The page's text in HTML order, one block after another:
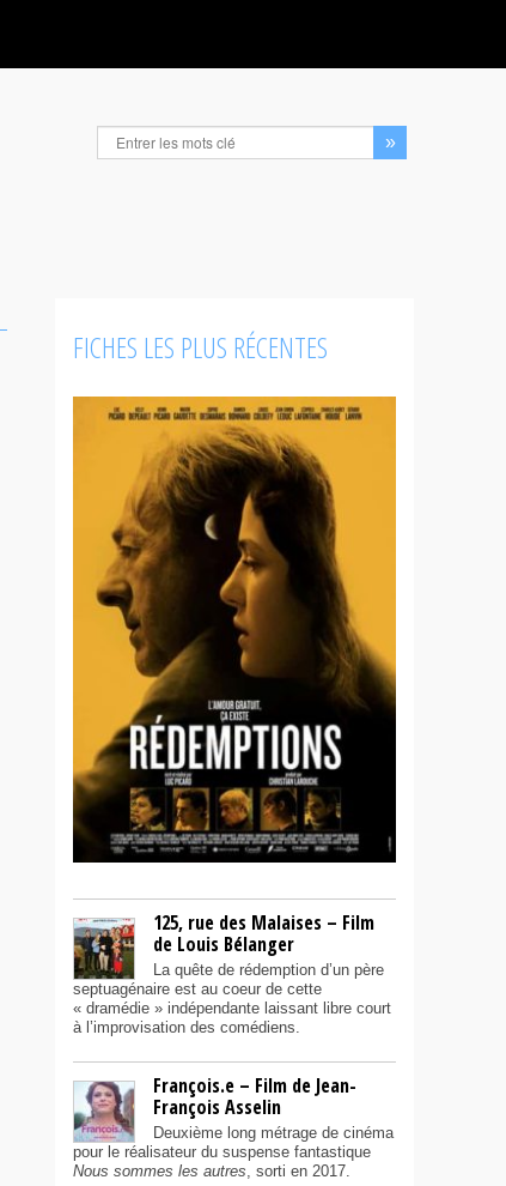
FICHES LES PLUS RÉCENTES
125, rue des Malaises – Film
de Louis Bélanger
La quête de rédemption d’un père
septuagénaire est au coeur de cette
« dramédie » indépendante laissant libre court
à l’improvisation des comédiens.
François.e – Film de Jean-
François Asselin
Deuxième long métrage de cinéma
pour le réalisateur du suspense fantastique
Nous sommes les autres, sorti en 2017.